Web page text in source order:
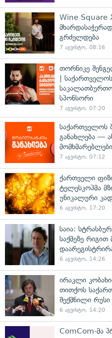
Wine Square
გრძელდება
7 აგვისტო, 08:16
თორნიკე
|
სპონსორი
7 აგვისტო, 07:20
საქართველოს
განახლება —
7 აგვისტო, 07:12
ქართველი
ტელესკოპმა
უნიკალური
6 აგვისტო, 17:20
საია:
საქმეზე რიგით
6 აგვისტო, 14:26
ირაკლი
თითქოს
შექმნილი
6 აგვისტო, 14:20
ComCom-მა